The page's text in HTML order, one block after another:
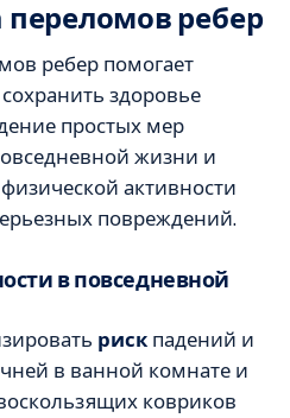
ребер
ребер помогает
здоровье
простых мер
жизни и
активности
повреждений.
в повседневной
риск падений и
в ванной комнате и
ковриков